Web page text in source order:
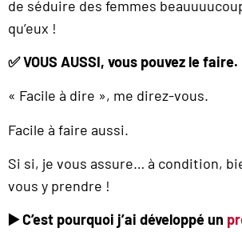
de séduire des femmes
qu’eux !
✅VOUS AUSSI, vous pouvez le faire.
« Facile à dire », me direz-vous.
Facile à faire aussi.
Si si, je vous assure… à condition,
vous y prendre !
▶️ C’est pourquoi j’ai développé un